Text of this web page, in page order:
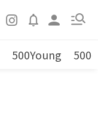
500Young 500